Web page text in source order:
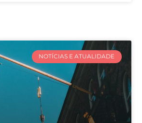
NOTÍCIAS E ATUALIDADE